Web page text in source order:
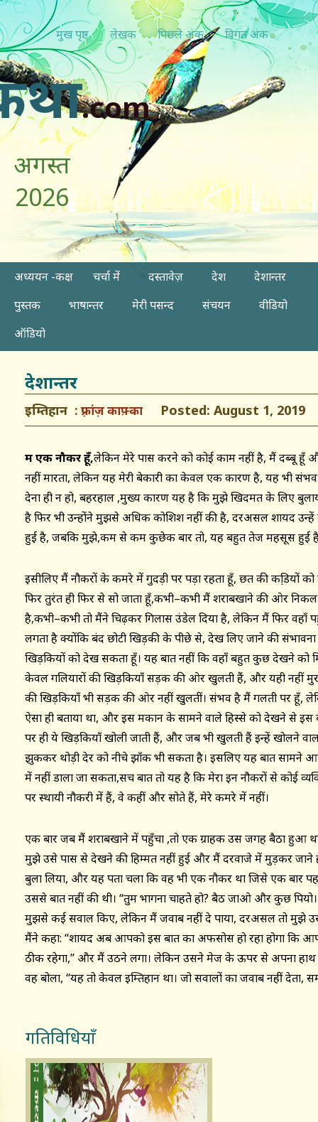
मुख पृष्ठ लेखक पिछ्ले अंक विगत अंक
.com
अगस्त
2026
अध्ययन -कक्ष चर्चा में दस्तावेज़ देश
देशान्तर
पुस्तक
भाषान्तर मेरी पसन्द संचयन
वीडियो
ऑडियो
देशान्तर
इम्तिहान फ़्रांज़ काफ़्का Posted: August 1, 2019
मैं एक नौकर हूँ,लेकिन मेरे पास करने को कोई काम नहीं है, मैं दब्बू
नहीं मारता, लेकिन यह मेरी बेकारी का केवल एक कारण है, यह भी
देना ही न हो, बहरहाल ,मुख्य कारण यह है कि मुझे खिदमत के लिए
है फिर भी उन्होंने मुझसे अधिक कोशिश नहीं की है, दरअसल शायद उन्हें
हुई है, जबकि मुझे,कम से कम कुछेक बार तो, यह बहुत तेज महसूस हुई
इसीलिए मैं नौकरों के कमरे में गुदड़ी पर पड़ा रहता हूँ, छत की कडि़यों
फिर तुरंत ही फिर से सो जाता हूँ,कभी–कभी मैं शराबखाने की ओर निकल
है,कभी–कभी तो मैंने चिढ़कर गिलास उंडेल दिया है, लेकिन मैं फिर वहाँ
लगता है क्योंकि बंद छोटी खिड़की के पीछे से, देख लिए जाने की
खिड़कियों को देख सकता हूँ। यह बात नहीं कि वहाँ बहुत कुछ देखने को
केवल गलियारों की खिड़कियाँ सड़क की ओर खुलती हैं, और यही नहीं
की खिड़कियाँ भी सड़क की ओर नहीं खुलतीं। संभव है मैं गलती पर हूँ,
ऐसा ही बताया था, और इस मकान के सामने वाले हिस्से को देखने से इस
पर ही ये खिड़कियाँ खोली जाती हैं, और जब भी खुलती हैं इन्हें खोलने
झुककर थोड़ी देर को नीचे झाँक भी सकता है। इसलिए यह बात सामने
में नहीं डाला जा सकता,सच बात तो यह है कि मेरा इन नौकरों से कोई
पर स्थायी नौकरी में हैं, वे कहीं और सोते हैं, मेरे कमरे में नहीं।
एक बार जब मैं शराबखाने में पहुँचा ,तो एक ग्राहक उस जगह बैठा हुआ
मुझे उसे पास से देखने की हिम्मत नहीं हुई और मैं दरवाजे में मुड़कर जाने
बुला लिया, और यह पता चला कि वह भी एक नौकर था जिसे एक बार
उससे बात नहीं की थी। ‘‘तुम भागना चाहते हो? बैठ जाओ और कुछ
मुझसे कई सवाल किए, लेकिन मैं जवाब नहीं दे पाया, दरअसल तो मुझे
मैंने कहा: ‘‘शायद अब आपको इस बात का अफसोस हो रहा होगा कि
ठीक रहेगा,’’ और मैं उठने लगा। लेकिन उसने मेज के ऊपर से अपना हाथ
वह बोला, ‘‘यह तो केवल इम्तिहान था। जो सवालों का जवाब नहीं देता,
गतिविधियाँ